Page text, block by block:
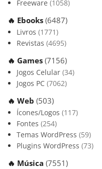
Freeware (1058)
🔥 Ebooks (6487)
Livros (1771)
Revistas (4695)
🔥 Games (7156)
Jogos Celular (34)
Jogos PC (7062)
🔥 Web (503)
Ícones/Logos (117)
Fontes (254)
Temas WordPress (59)
Plugins WordPress (73)
🔥 Música (7551)